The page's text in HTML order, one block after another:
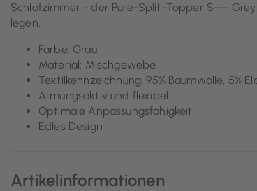
Schlafzimmer - der Pure-Split-Topper S---
legen.
Farbe: Grau
Material: Mischgewebe
Textilkennzeichnung: 95% Baumwolle, 5%
Atmungsaktiv und flexibel
Optimale Anpassungsfähigkeit
Edles Design
Artikelinformationen